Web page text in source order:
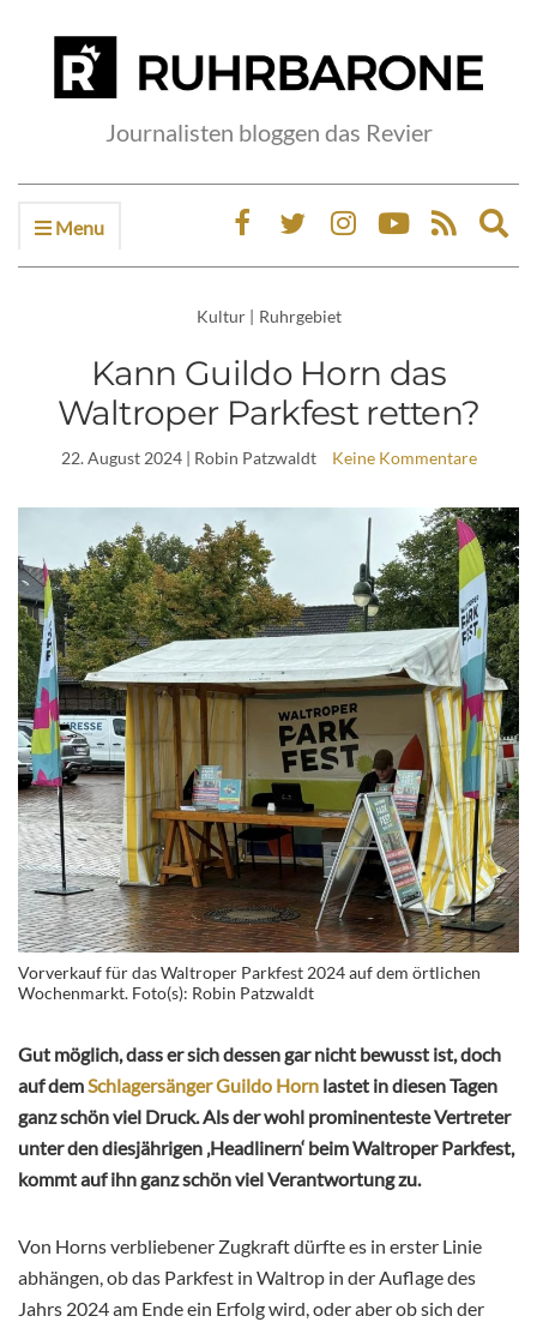
Journalisten bloggen das Revier
Menu
Kultur | Ruhrgebiet
Kann Guildo Horn das
Waltroper Parkfest retten?
22. August 2024| Robin Patzwaldt Keine Kommentare
Vorverkauf für das Waltroper Parkfest 2024 auf dem örtlichen
Wochenmarkt. Foto(s): Robin Patzwaldt
Gut möglich, dass er sich dessen gar nicht bewusst ist, doch
auf demSchlagersänger Guildo Horn lastet in diesen Tagen
ganz schön viel Druck. Als der wohl prominenteste Vertreter
unter den diesjährigen ‚Headlinern‘ beim Waltroper Parkfest,
kommt auf ihn ganz schön viel Verantwortung zu.
Von Horns verbliebener Zugkraft dürfte es in erster Linie
abhängen, ob das Parkfest in Waltrop in der Auflage des
Jahrs 2024 am Ende ein Erfolg wird, oder aber ob sich der